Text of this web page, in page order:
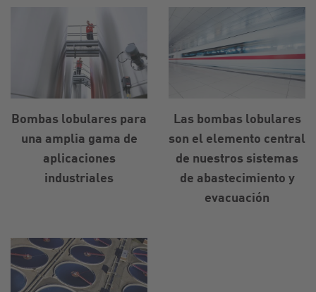
Bombas lobulares para
una amplia gama de
aplicaciones
industriales
Las bombas lobulares
son el elemento central
de nuestros sistemas
de abastecimiento y
evacuación